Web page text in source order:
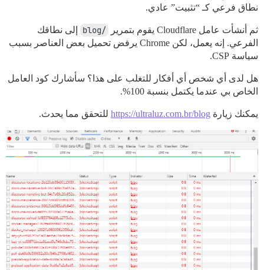
نطاق فرعي كـ “تثبيت” عادي.
ثم أنشأت عامل Cloudflare يقوم بتمرير /blog
إلى نطاقك
الفرعي. إنه يعمل، لكن Chrome يرفض تحميل بعض العناصر بسبب
سياسة CSP.
هل لدى أي شخص أي أفكار للتغلب على هذا؟ سأشارك كود العامل
الخاص بي عندما يكتمل بنسبة 100%.
يمكنك زيارة https://ultraluz.com.br/blog للتحقق مما يحدث.